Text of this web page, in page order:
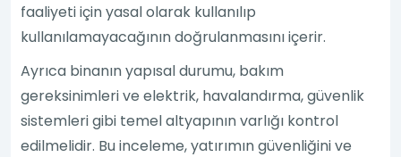
faaliyeti için yasal olarak kullanılıp
kullanılamayacağının doğrulanmasını içerir.
Ayrıca binanın yapısal durumu, bakım
gereksinimleri ve elektrik, havalandırma, güvenlik
sistemleri gibi temel altyapının varlığı kontrol
edilmelidir. Bu inceleme, yatırımın güvenliğini ve